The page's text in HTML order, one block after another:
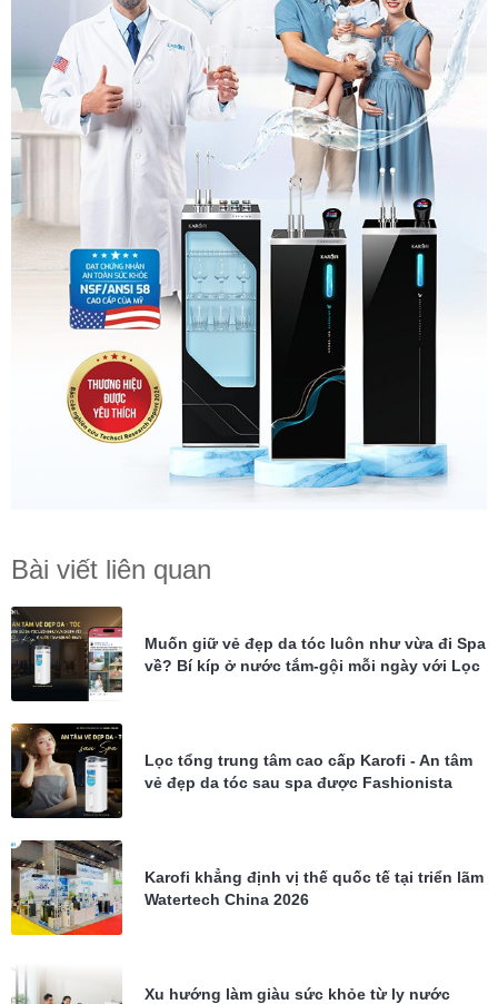
Bài viết liên quan
Muốn giữ vẻ đẹp da tóc luôn như vừa đi Spa
về? Bí kíp ở nước tắm-gội mỗi ngày với Lọc
Lọc tổng trung tâm cao cấp Karofi - An tâm
vẻ đẹp da tóc sau spa được Fashionista
Karofi khẳng định vị thế quốc tế tại triển lãm
Watertech China 2026
Xu hướng làm giàu sức khỏe từ ly nước